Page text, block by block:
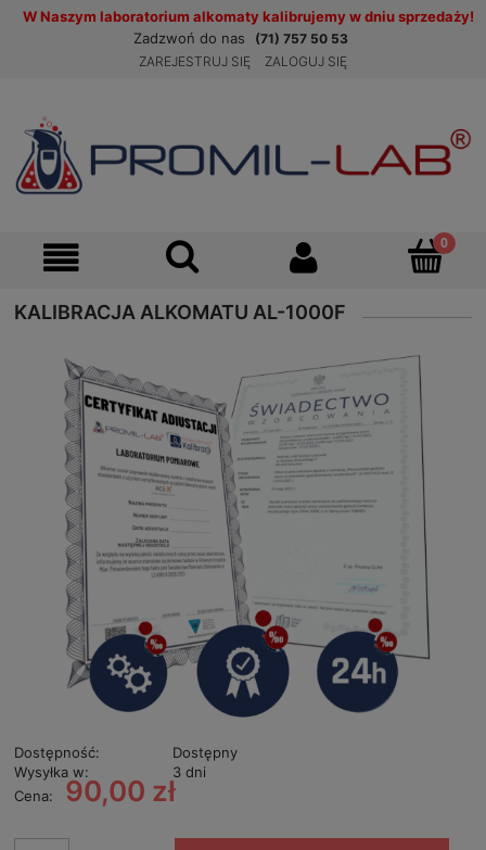
W Naszym laboratorium alkomaty kalibrujemy w dniu sprzedaży!
Zadzwoń do nas
(71) 757 50 53
ZAREJESTRUJ SIĘ
ZALOGUJ SIĘ
KALIBRACJA ALKOMATU AL-1000F
Dostępność:
Dostępny
Wysyłka w:
3 dni
Cena:
90,00 zł